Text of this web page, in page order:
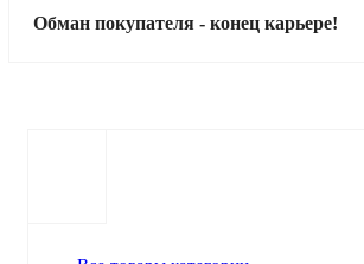
Обман покупателя - конец карьере!